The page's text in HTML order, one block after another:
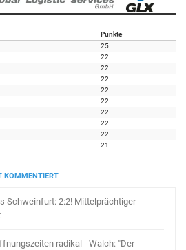
Punkte
25
22
22
22
22
22
22
22
22
21
KOMMENTIERT
Schweinfurt: 2:2! Mittelprächtiger
radikal - Walch: "Der